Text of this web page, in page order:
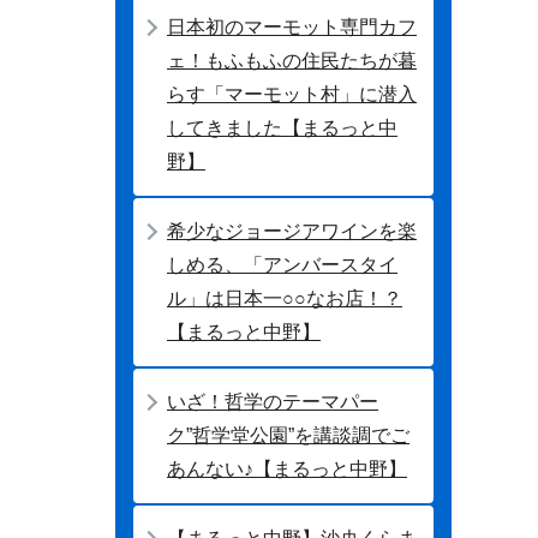
日本初のマーモット専門カフ
ェ！もふもふの住民たちが暮
らす「マーモット村」に潜入
してきました【まるっと中
野】
希少なジョージアワインを楽
しめる、「アンバースタイ
ル」は日本一○○なお店！？
【まるっと中野】
いざ！哲学のテーマパー
ク”哲学堂公園”を講談調でご
あんない♪【まるっと中野】